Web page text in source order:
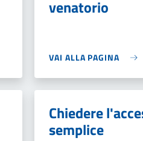
venatorio
VAI ALLA PAGINA
Chiedere
semplice